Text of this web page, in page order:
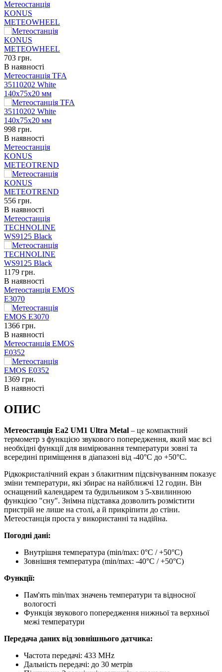
Метеостанція
KONUS
METEOWHEEL
703 грн.
В наявності
Метеостанція TFA
35110202 White
140х75х20 мм
998 грн.
В наявності
Метеостанція
KONUS
METEOTREND
556 грн.
В наявності
Метеостанція
TECHNOLINE
WS9125 Black
1179 грн.
В наявності
Метеостанція EMOS
E3070
1366 грн.
В наявності
Метеостанція EMOS
E0352
1369 грн.
В наявності
ОПИС
Метеостанція Ea2 UM1 Ultra Metal – це компактний
термометр з функцією звукового попередження, який має всі
необхідні функції для вимірювання температури зовні та
всередині приміщення в діапазоні від -40°C до +50°C.
Рідкокристалічний екран з блакитним підсвічуванням показує
зміни температури, які збирає на найближчі 12 годин. Він
оснащений календарем та будильником з 5-хвилинною
функцією "сну". Знімна підставка дозволить розмістити
пристрій не лише на столі, а й прикріпити до стіни.
Метеостанція проста у використанні та надійна.
Погодні дані:
Внутрішня температура (min/max: 0°C / +50°C)
Зовнішня температура (min/max: -40°C / +50°C)
Функції:
Пам'ять min/max значень температури та відносної
вологості
Функція звукового попередження нижньої та верхньої
межі температури
Передача даних від зовнішнього датчика:
Частота передачі: 433 MHz
Дальність передачі: до 30 метрів